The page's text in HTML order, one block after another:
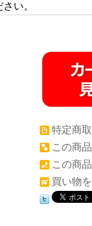
い。
特定商
この商
この商
買い物